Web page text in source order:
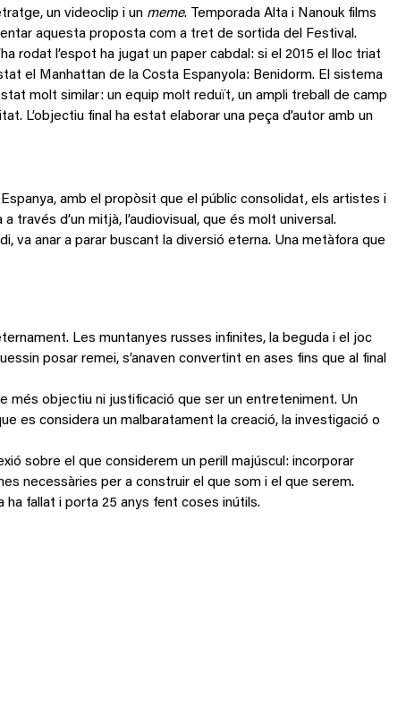
un videoclip i un meme. Temporada Alta i Nanouk films
aquesta proposta com a tret de sortida del Festival.
rodat l’espot ha jugat un paper cabdal: si el 2015 el lloc triat
el Manhattan de la Costa Espanyola: Benidorm. El sistema
molt similar: un equip molt reduït, un ampli treball de camp
L’objectiu final ha estat elaborar una peça d’autor amb un
amb el propòsit que el públic consolidat, els artistes i
d’un mitjà, l’audiovisual, que és molt universal.
va anar a parar buscant la diversió eterna. Una metàfora que
Les muntanyes russes infinites, la beguda i el joc
posar remei, s’anaven convertint en ases fins que al final
més objectiu ni justificació que ser un entreteniment. Un
es considera un malbaratament la creació, la investigació o
sobre el que considerem un perill majúscul: incorporar
necessàries per a construir el que som i el que serem.
ha fallat i porta 25 anys fent coses inútils.